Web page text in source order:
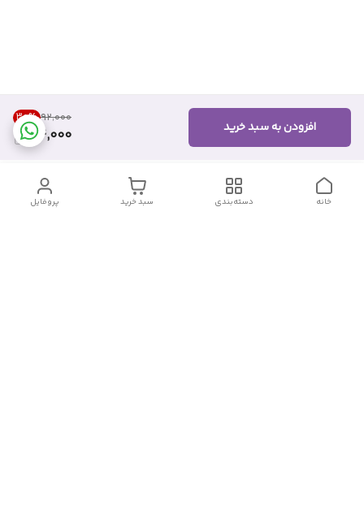
۹۲٬۰۰۰ 30%
64,000 افزودن به سبد خرید
پروفایل سبد خرید دسته‌بندی خانه